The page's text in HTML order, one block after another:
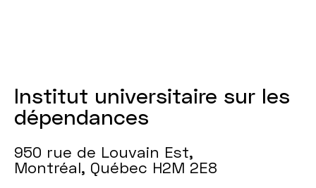
substances
psychoactives
en
contextes
Institut universitaire sur les
dépendances
950 rue de Louvain Est,
Montréal, Québec H2M 2E8